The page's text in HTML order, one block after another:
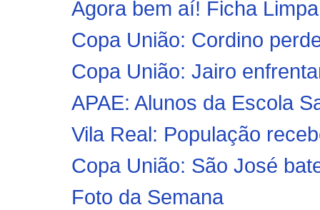
Agora bem aí! Ficha
Copa União: Cordino
Copa União: Jairo
APAE: Alunos da Escola
Vila Real: População
Copa União: São José
Foto da Semana